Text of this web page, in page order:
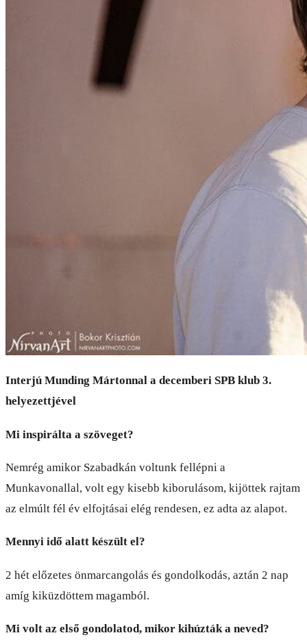
Interjú Munding Mártonnal a decemberi SPB klub 3.
helyezettjével
Mi inspirálta a szöveget?
Nemrég amikor Szabadkán voltunk fellépni a
Munkavonallal, volt egy kisebb kiborulásom, kijöttek rajtam
az elmúlt fél év elfojtásai elég rendesen, ez adta az alapot.
Mennyi idő alatt készült el?
2 hét előzetes önmarcangolás és gondolkodás, aztán 2 nap
amíg kiküzdöttem magamból.
Mi volt az első gondolatod, mikor kihúzták a neved?